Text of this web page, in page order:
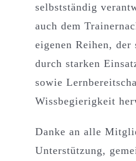
selbstständig
auch dem
eigenen Reihen, der
durch starken
sowie
Wissbegierigkeit
Danke an alle
Unterstützung,